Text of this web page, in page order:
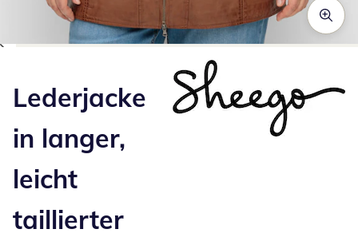
Lederjacke
in langer,
leicht
taillierter